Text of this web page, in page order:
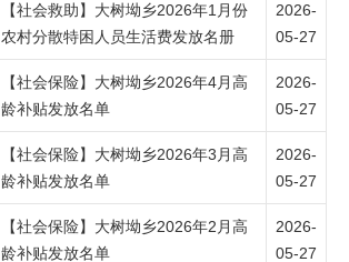
【社会救助】大树坳乡2026年1月份
农村分散特困人员生活费发放名册
2026-
05-27
【社会保险】大树坳乡2026年4月高
龄补贴发放名单
2026-
05-27
【社会保险】大树坳乡2026年3月高
龄补贴发放名单
2026-
05-27
【社会保险】大树坳乡2026年2月高
龄补贴发放名单
2026-
05-27